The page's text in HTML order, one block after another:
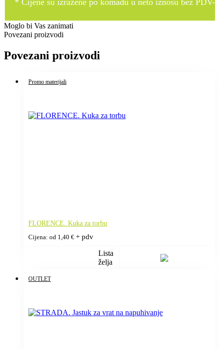
* Cijene su izražene po komadu u neto iznosu bez PDV-
Moglo bi Vas zanimati
Povezani proizvodi
Povezani proizvodi
Promo materijali
FLORENCE. Kuka za torbu
Cijena: od 1,40 € + pdv
Lista
želja
OUTLET